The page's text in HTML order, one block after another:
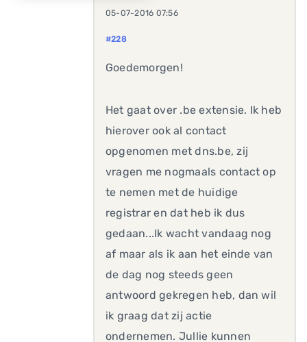
05-07-2016 07:56
#228
Goedemorgen!
Het gaat over .be extensie. Ik heb
hierover ook al contact
opgenomen met dns.be, zij
vragen me nogmaals contact op
te nemen met de huidige
registrar en dat heb ik dus
gedaan...Ik wacht vandaag nog
af maar als ik aan het einde van
de dag nog steeds geen
antwoord gekregen heb, dan wil
ik graag dat zij actie
ondernemen. Jullie kunnen